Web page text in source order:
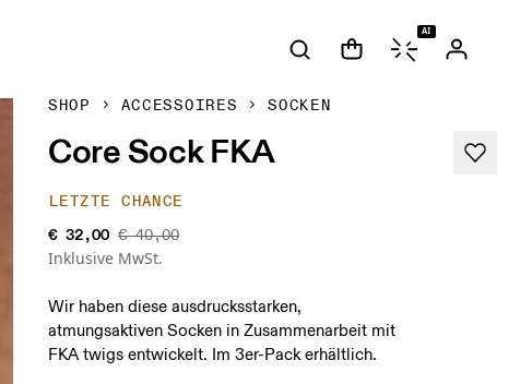
AI
SHOP ACCESSOIRES SOCKEN
Core Sock FKA
LETZTE CHANCE
€ 32,00 € 40,00
Inklusive MwSt.
Wir haben diese ausdrucksstarken,
atmungsaktiven Socken in Zusammenarbeit mit
FKA twigs entwickelt. Im 3er-Pack erhältlich.